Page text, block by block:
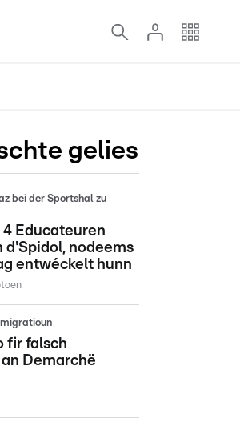
gelies
bei der Sportshal zu
4 Educateuren
d'Spidol, nodeems
entwéckelt hunn
fir falsch
Demarchë